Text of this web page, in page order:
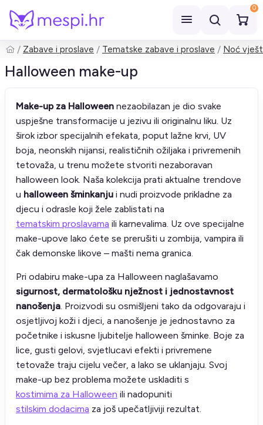
0
Pretraži
Zabave i proslave Tematske zabave i proslave Noć
Halloween make-up
Make-up za Halloween nezaobilazan je dio svake
uspješne transformacije u jezivu ili originalnu liku. Uz
širok izbor specijalnih efekata, poput lažne krvi, UV
boja, neonskih nijansi, realističnih ožiljaka i privremenih
tetovaža, u trenu možete stvoriti nezaboravan
halloween look. Naša kolekcija prati aktualne trendove
u halloween šminkanju i nudi proizvode prikladne za
djecu i odrasle koji žele zablistati na
tematskim proslavama ili karnevalima. Uz ove specijalne
make-upove lako ćete se prerušiti u zombija, vampira ili
čak demonske likove – mašti nema granica.
Pri odabiru make-upa za Halloween naglašavamo
sigurnost, dermatološku nježnost i jednostavnost
nanošenja. Proizvodi su osmišljeni tako da odgovaraju i
osjetljivoj koži i djeci, a nanošenje je jednostavno za
početnike i iskusne ljubitelje halloween šminke. Boje za
lice, gusti gelovi, svjetlucavi efekti i privremene
tetovaže traju cijelu večer, a lako se uklanjaju. Svoj
make-up bez problema možete uskladiti s
kostimima za Halloween ili nadopuniti
stilskim dodacima za još upečatljiviji rezultat.